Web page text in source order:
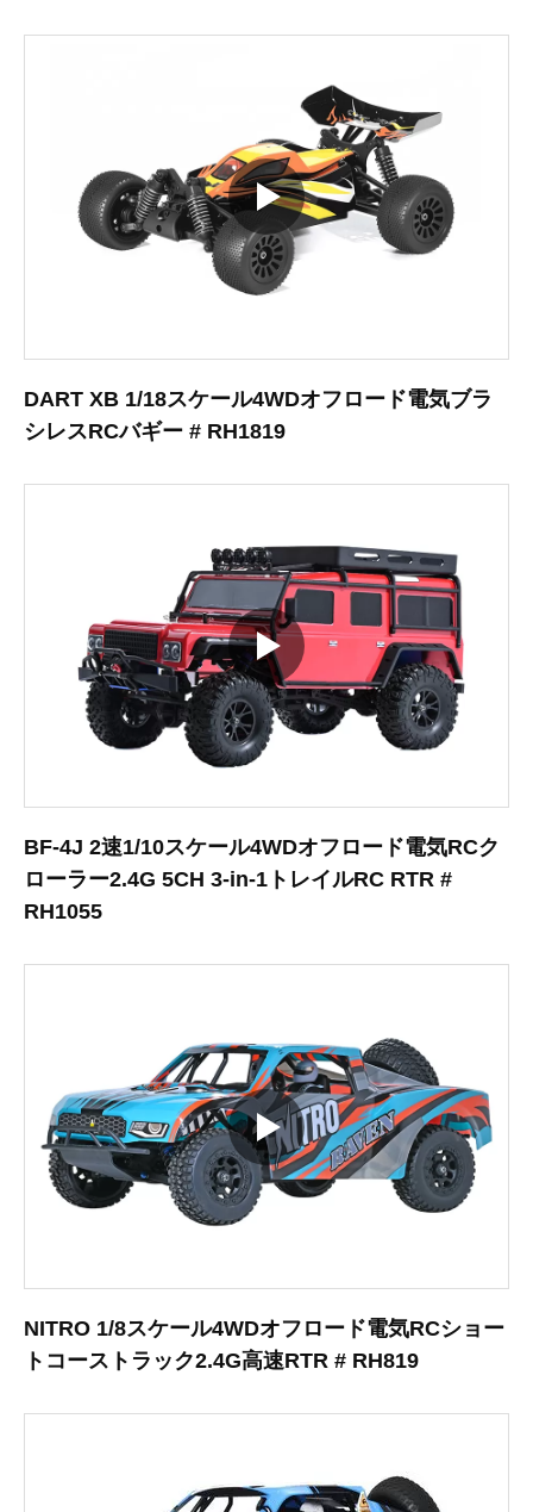
DART XB 1/18スケール4WDオフロード電気ブラ
シレスRCバギー # RH1819
BF-4J 2速1/10スケール4WDオフロード電気RCク
ローラー2.4G 5CH 3-in-1トレイルRC RTR #
RH1055
NITRO 1/8スケール4WDオフロード電気RCショー
トコーストラック2.4G高速RTR # RH819